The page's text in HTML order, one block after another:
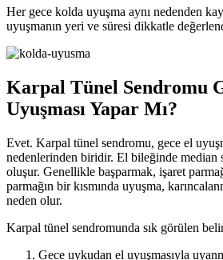
Her gece kolda uyuşma aynı nedenden
uyuşmanın yeri ve süresi dikkatle
Karpal Tünel Sendromu
Uyuşması Yapar Mı?
Evet. Karpal tünel sendromu, gece el
nedenlerinden biridir. El bileğinde median
oluşur. Genellikle başparmak, işaret
parmağın bir kısmında uyuşma,
neden olur.
Karpal tünel sendromunda sık görülen
Gece uykudan el uyuşmasıyla